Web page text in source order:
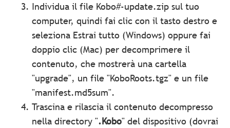
Individua il file Kobo#-update.zip sul tuo
computer, quindi fai clic con il tasto destro e
seleziona Estrai tutto (Windows) oppure fai
doppio clic (Mac) per decomprimere il
contenuto, che mostrerà una cartella
"upgrade", un file "KoboRoots.tgz" e un file
"manifest.md5sum".
Trascina e rilascia il contenuto decompresso
nella directory ".Kobo" del dispositivo (dovrai